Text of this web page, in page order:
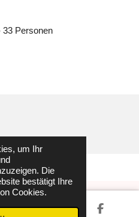
um Ihr
Die
bestätigt Ihre
Cookies.
33 Personen